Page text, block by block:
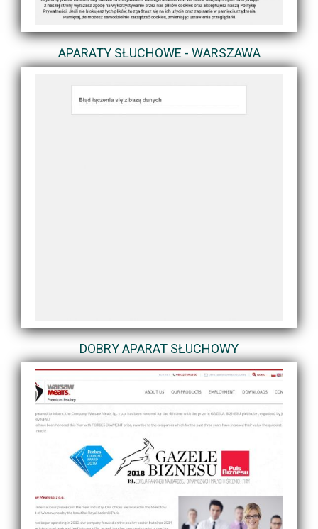
APARATY SŁUCHOWE - WARSZAWA
DOBRY APARAT SŁUCHOWY